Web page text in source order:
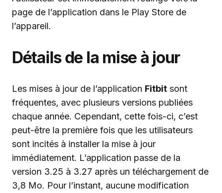
page de l’application dans le Play Store de
l’appareil.
Détails de la mise à jour
Les mises à jour de l’application Fitbit sont
fréquentes, avec plusieurs versions publiées
chaque année. Cependant, cette fois-ci, c’est
peut-être la première fois que les utilisateurs
sont incités à installer la mise à jour
immédiatement. L’application passe de la
version 3.25 à 3.27 après un téléchargement de
3,8 Mo. Pour l’instant, aucune modification